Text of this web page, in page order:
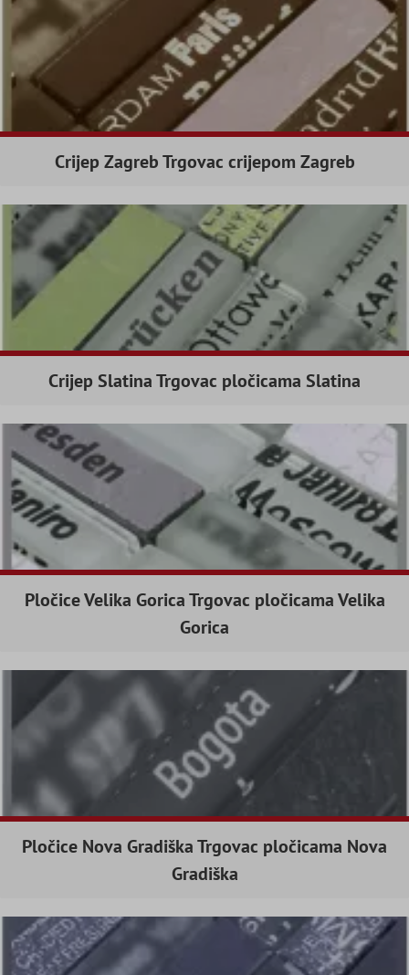
Crijep Zagreb Trgovac crijepom Zagreb
Crijep Slatina Trgovac pločicama Slatina
Pločice Velika Gorica Trgovac pločicama Velika
Gorica
Pločice Nova Gradiška Trgovac pločicama Nova
Gradiška